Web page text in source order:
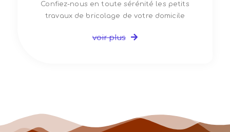
Confiez-nous en toute sérénité les petits
travaux de bricolage de votre domicile
voir plus